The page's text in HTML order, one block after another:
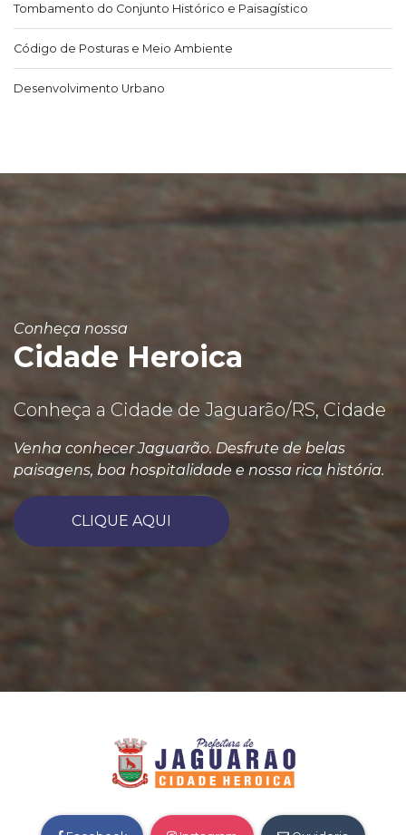
Tombamento do Conjunto Histórico e Paisagístico
Código de Posturas e Meio Ambiente
Desenvolvimento Urbano
Conheça nossa
Cidade Heroica
Conheça a Cidade de Jaguarão/RS, Cidade
Venha conhecer Jaguarão. Desfrute de belas
paisagens, boa hospitalidade e nossa rica história.
CLIQUE AQUI